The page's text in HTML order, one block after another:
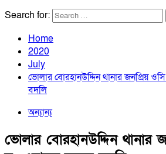
Search for:
Home
2020
July
ভোলার বোরহানউদ্দিন থানার জনপ্রিয়
বদলি
অন্যান্য
ভোলার বোরহানউদ্দিন থানার